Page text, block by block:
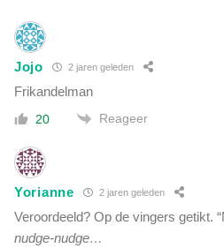
Jojo 2 jaren geleden
Frikandelman
20 Reageer
Yorianne 2 jaren geleden
Veroordeeld? Op de vingers getikt.
nudge-nudge…